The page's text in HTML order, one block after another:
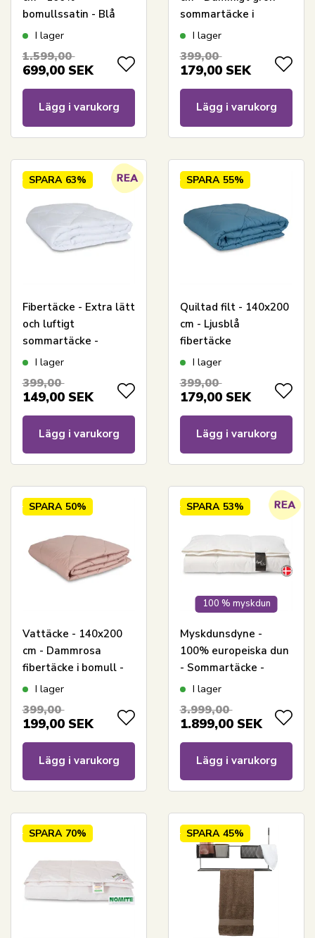
bomullssatin - Blå
med ljusblå
I lager
1.599,00
699,00 SEK
Lägg i varukorg
sommartäcke i
fibervat - Quiltat
sommartäcke
I lager
399,00
179,00 SEK
Lägg i varukorg
SPARA 63%
Fibertäcke - Extra lätt
och luftigt
sommartäcke -
140x200 cm - Zen
I lager
399,00
149,00 SEK
Lägg i varukorg
SPARA 55%
Quiltad filt - 140x200
cm - Ljusblå
fibertäcke
sommartäcke -
Sleep fibertäcke
I lager
399,00
179,00 SEK
Lägg i varukorg
SPARA 50%
Vattäcke - 140x200
cm - Dammrosa
fibertäcke i bomull -
Quiltat täcke - Zen
I lager
399,00
199,00 SEK
Lägg i varukorg
100 % myskdun
SPARA 53%
Myskdunsdyne -
100% europeiska dun
- Sommartäcke -
140x200 cm - Dansk
Borg - Svalt duntäcke
I lager
3.999,00
1.899,00 SEK
Lägg i varukorg
SPARA 70% SPARA 45%